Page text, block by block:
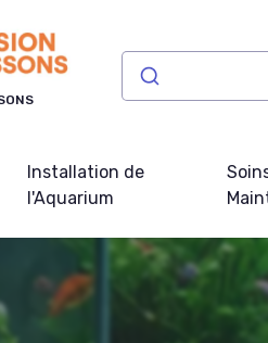
Installation de
l'Aquarium